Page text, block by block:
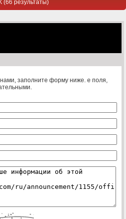
заполните форму ниже. е поля,